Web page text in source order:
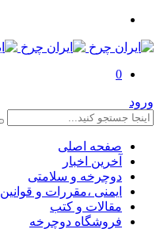
0
ورود
صفحه اصلی
آخرین اخبار
دوچرخه و سلامتی
ایمنی ،مقررات و قوانین
مقالات و کتب
فروشگاه دوچرخه